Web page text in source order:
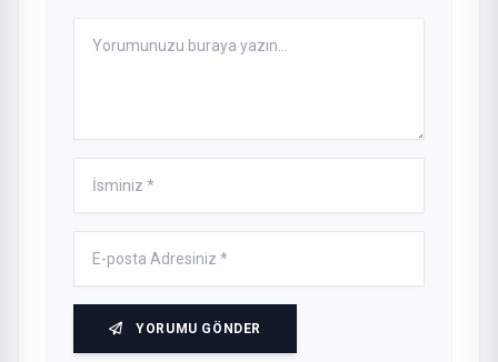
YORUMU GÖNDER